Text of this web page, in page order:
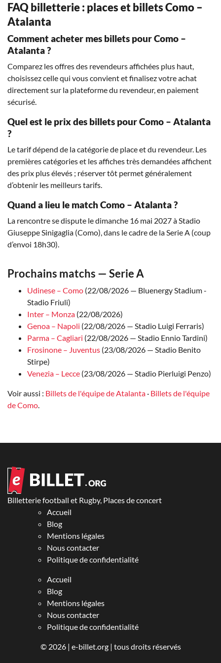
FAQ billetterie : places et billets Como –
Atalanta
Comment acheter mes billets pour Como –
Atalanta ?
Comparez les offres des revendeurs affichées plus haut,
choisissez celle qui vous convient et finalisez votre achat
directement sur la plateforme du revendeur, en paiement
sécurisé.
Quel est le prix des billets pour Como – Atalanta
?
Le tarif dépend de la catégorie de place et du revendeur. Les
premières catégories et les affiches très demandées affichent
des prix plus élevés ; réserver tôt permet généralement
d’obtenir les meilleurs tarifs.
Quand a lieu le match Como – Atalanta ?
La rencontre se dispute le dimanche 16 mai 2027 à Stadio
Giuseppe Sinigaglia (Como), dans le cadre de la Serie A (coup
d’envoi 18h30).
Prochains matchs — Serie A
Udinese – Como (22/08/2026 — Bluenergy Stadium -
Stadio Friuli)
Inter – Monza (22/08/2026)
Genoa – Napoli (22/08/2026 — Stadio Luigi Ferraris)
Parma – Cagliari (22/08/2026 — Stadio Ennio Tardini)
Frosinone – Juventus (23/08/2026 — Stadio Benito
Stirpe)
Venezia – Lecce (23/08/2026 — Stadio Pierluigi Penzo)
Voir aussi : Billets de l'équipe de Atalanta · Billets de l'équipe
de Como.
Billetterie football et Rugby, Places de concert
Accueil
Blog
Mentions légales
Nous contacter
Politique de confidentialité
Accueil
Blog
Mentions légales
Nous contacter
Politique de confidentialité
© 2026 | e-billet.org| tous droits réservés